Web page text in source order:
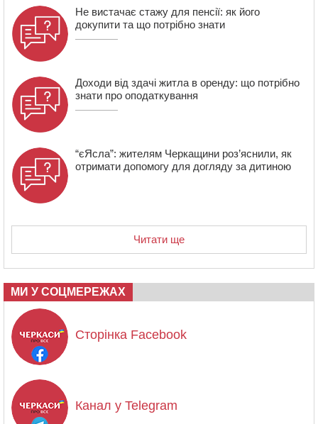
13:40 На Кам’янщині сталася масштабна пожежа
сміттєзвалища
Не вистачає стажу для пенсії: як його
докупити та що потрібно знати
Доходи від здачі житла в оренду: що потрібно
знати про оподаткування
“єЯсла”: жителям Черкащини роз’яснили, як
отримати допомогу для догляду за дитиною
Читати ще
МИ У СОЦМЕРЕЖАХ
Сторінка Facebook
Канал у Telegram